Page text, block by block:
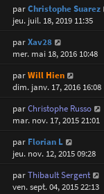
parChristophe Suarez
jeu. juil. 18, 2019 11:35
parXav28
mer. mai 18, 2016 10:48
parWill Hien
dim. janv. 17, 2016 16:08
parChristophe Russo
mar. nov. 17, 2015 21:01
par Florian L
jeu. nov. 12, 2015 09:28
parThibault Sergent
ven. sept. 04, 2015 22:13